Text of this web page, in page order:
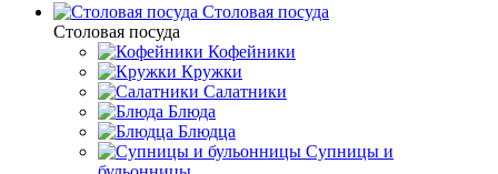
Столовая посуда
Столовая посуда
Кофейники
Кружки
Салатники
Блюда
Блюдца
Супницы и